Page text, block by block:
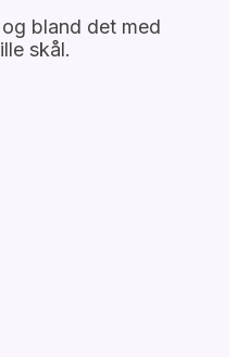
bland det med
skål.